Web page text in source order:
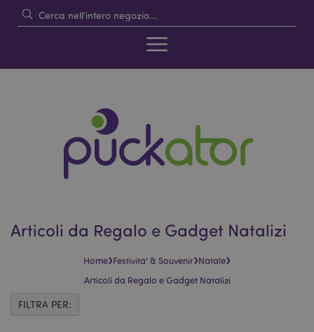
Articoli da Regalo e Gadget Natalizi
Home›Festivita' & Souvenir›Natale›
Articoli da Regalo e Gadget Natalizi
FILTRA PER: